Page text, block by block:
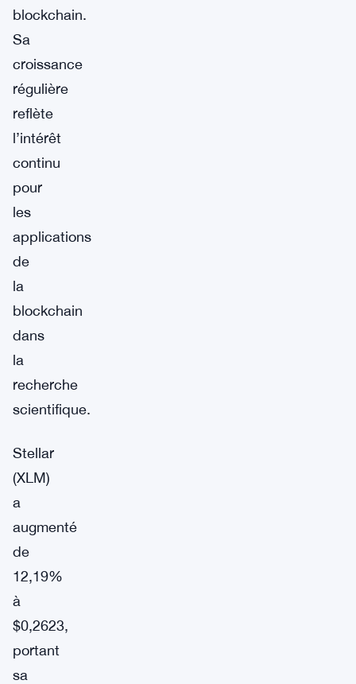
blockchain.
Sa
croissance
régulière
reflète
l’intérêt
continu
pour
les
applications
de
la
blockchain
dans
la
recherche
scientifique.
Stellar
(XLM)
a
augmenté
de
12,19%
à
$0,2623,
portant
sa